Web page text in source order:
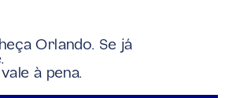
Orlando. Se já
à pena.